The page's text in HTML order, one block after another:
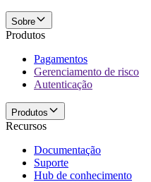
Sobre
Produtos
Pagamentos
Gerenciamento de risco
Autenticação
Produtos
Recursos
Documentação
Suporte
Hub de conhecimento